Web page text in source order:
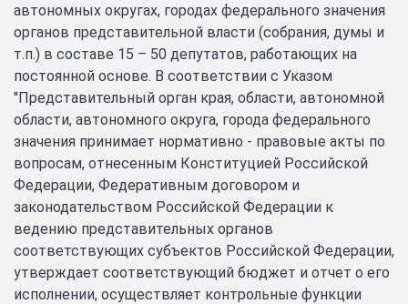
автономных округах, городах федерального значения
органов представительной власти (собрания, думы и
т.п.) в составе 15 – 50 депутатов, работающих на
постоянной основе. В соответствии с Указом
"Представительный орган края, области, автономной
области, автономного округа, города федерального
значения принимает нормативно - правовые акты по
вопросам, отнесенным Конституцией Российской
Федерации, Федеративным договором и
законодательством Российской Федерации к
ведению представительных органов
соответствующих субъектов Российской Федерации,
утверждает соответствующий бюджет и отчет о его
исполнении, осуществляет контрольные функции